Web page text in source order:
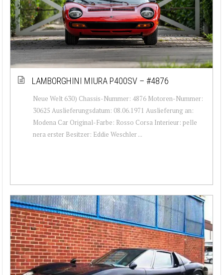
LAMBORGHINI MIURA P400SV – #4876
Neue Welt 630) Chassis-Nummer: 4876 Motoren-Nummer:
30625 Auslieferungsdatum: 08.06.1971 Auslieferung an:
Modena Car Original-Farbe: Rosso Corsa Interieur: pelle
nera erster Besitzer: Eddie Weschler ...